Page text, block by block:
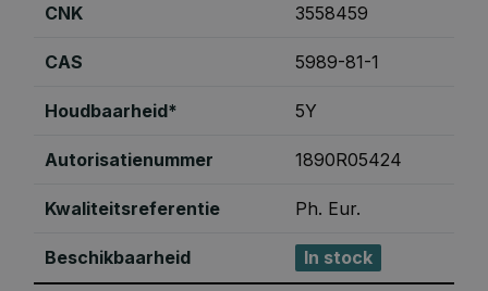
CNK 3558459
CAS 5989-81-1
Houdbaarheid* 5Y
Autorisatienummer 1890R05424
Kwaliteitsreferentie Ph. Eur.
Beschikbaarheid In stock